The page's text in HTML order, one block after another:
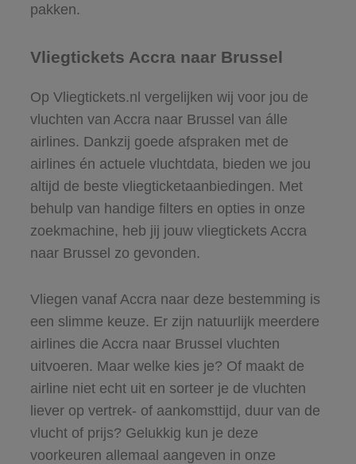
pakken.
Vliegtickets Accra naar Brussel
Op Vliegtickets.nl vergelijken wij voor jou de
vluchten van Accra naar Brussel van álle
airlines. Dankzij goede afspraken met de
airlines én actuele vluchtdata, bieden we jou
altijd de beste vliegticketaanbiedingen. Met
behulp van handige filters en opties in onze
zoekmachine, heb jij jouw vliegtickets Accra
naar Brussel zo gevonden.
Vliegen vanaf Accra naar deze bestemming is
een slimme keuze. Er zijn natuurlijk meerdere
airlines die Accra naar Brussel vluchten
uitvoeren. Maar welke kies je? Of maakt de
airline niet echt uit en sorteer je de vluchten
liever op vertrek- of aankomsttijd, duur van de
vlucht of prijs? Gelukkig kun je deze
voorkeuren allemaal aangeven in onze